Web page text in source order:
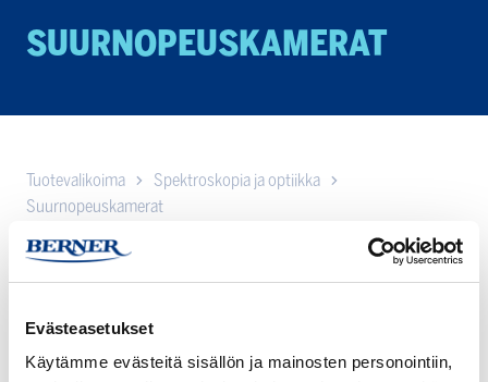
Evästeasetukset
Käytämme evästeitä sisällön ja mainosten personointiin,
SUURNOPEUS­KA­MERAT
Tuotevalikoima
Spektroskopia ja optiikka
Suurnopeuskamerat
Suurnopeuskamerat tarkkaan ja luotettavaan kuvantamiseen.
Korkea resoluutio ja nopeat kuvanopeudet eri sovelluksiin.